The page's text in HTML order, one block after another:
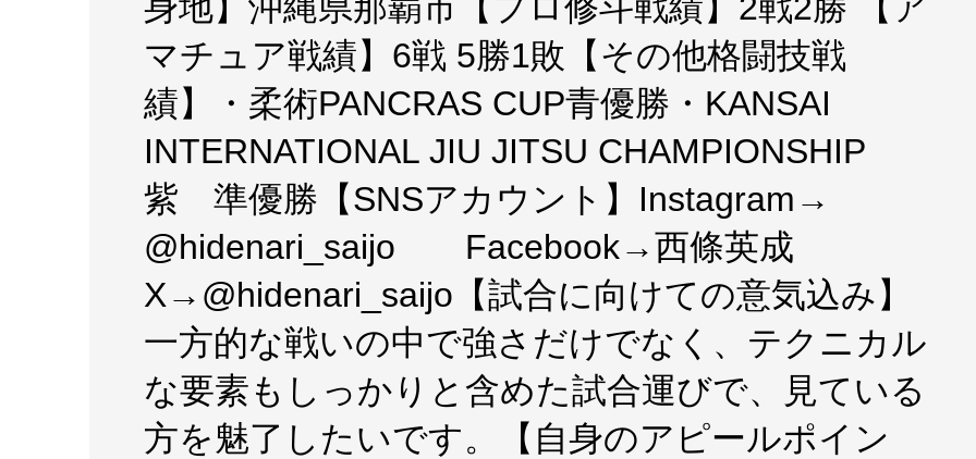
マチュア戦績】6戦 5勝1敗【その他格闘技戦
績】・柔術PANCRAS CUP青優勝・KANSAI
INTERNATIONAL JIU JITSU CHAMPIONSHIP
紫 準優勝【SNSアカウント】Instagram→
@hidenari_saijo Facebook→西條英成
X→@hidenari_saijo【試合に向けての意気込み】
一方的な戦いの中で強さだけでなく、テクニカル
な要素もしっかりと含めた試合運びで、見ている
方を魅了したいです。【自身のアピールポイン